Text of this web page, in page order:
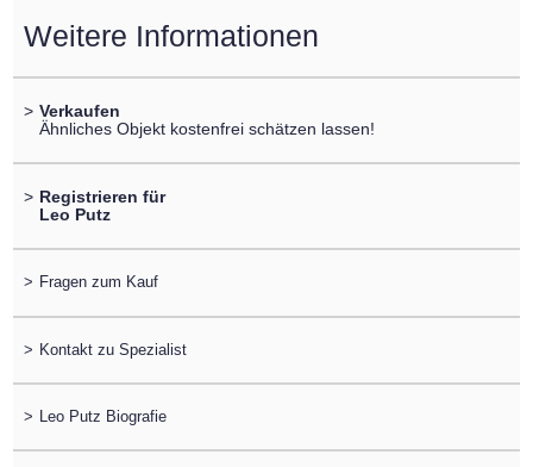
Weitere Informationen
> Verkaufen
Ähnliches Objekt kostenfrei schätzen lassen!
> Registrieren für
Leo Putz
> Fragen zum Kauf
> Kontakt zu Spezialist
> Leo Putz Biografie